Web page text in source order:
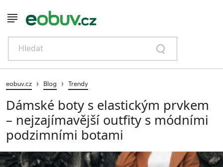
Hledat
eobuv.cz › Blog › Trendy
Dámské boty s elastickým prvkem
– nejzajímavější outfity s módními
podzimními botami